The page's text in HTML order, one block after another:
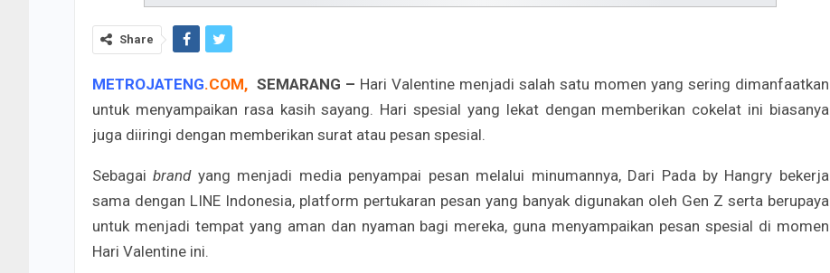
Share
METROJATENG.COM, SEMARANG – Hari Valentine menjadi salah satu momen yang sering dimanfaatkan
untuk menyampaikan rasa kasih sayang. Hari spesial yang lekat dengan memberikan cokelat ini biasanya
juga diiringi dengan memberikan surat atau pesan spesial.
Sebagaibrand yang menjadi media penyampai pesan melalui minumannya, Dari Pada by Hangry bekerja
sama dengan LINE Indonesia, platform pertukaran pesan yang banyak digunakan oleh Gen Z serta berupaya
untuk menjadi tempat yang aman dan nyaman bagi mereka, guna menyampaikan pesan spesial di momen
Hari Valentine ini.